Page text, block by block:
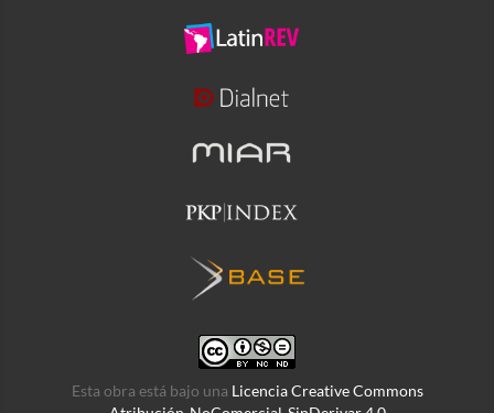
Esta obra está bajo una Licencia Creative Commons